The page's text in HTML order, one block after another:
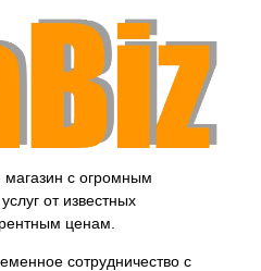
с огромным
от известных
ценам.
сотрудничество с